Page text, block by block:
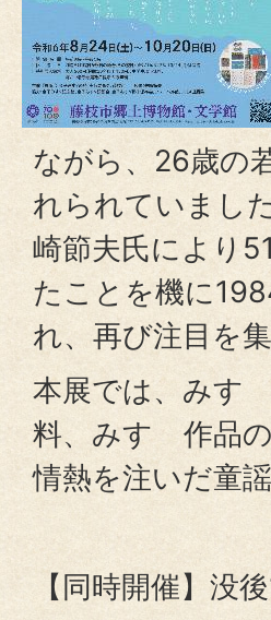
ながら、26歳の
れられていまし
崎節夫氏により
たことを機に
れ、再び注目を集
本展では、みす
料、みすゞ作品
情熱を注いだ童
【同時開催】没